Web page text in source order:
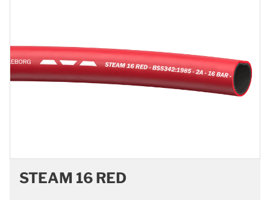
STEAM 16 RED